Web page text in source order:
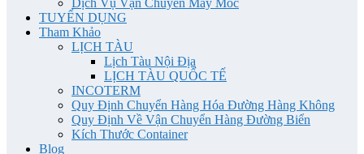
Dịch Vụ Vận Chuyển Máy Móc
TUYỂN DỤNG
Tham Khảo
LỊCH TÀU
Lịch Tàu Nội Địa
LỊCH TÀU QUỐC TẾ
INCOTERM
Quy Định Chuyển Hàng Hóa Đường Hàng Không
Quy Định Về Vận Chuyển Hàng Đường Biển
Kích Thước Container
Blog